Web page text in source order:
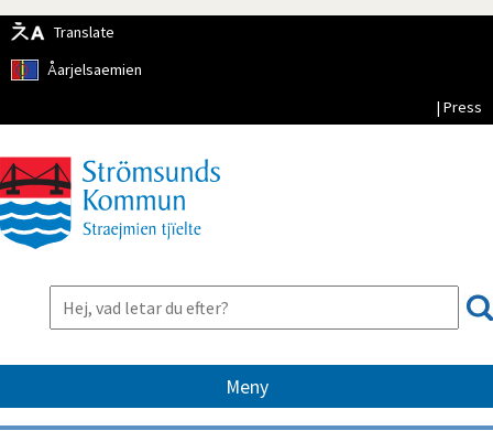
Translate
Åarjelsaemien
| Press
Meny